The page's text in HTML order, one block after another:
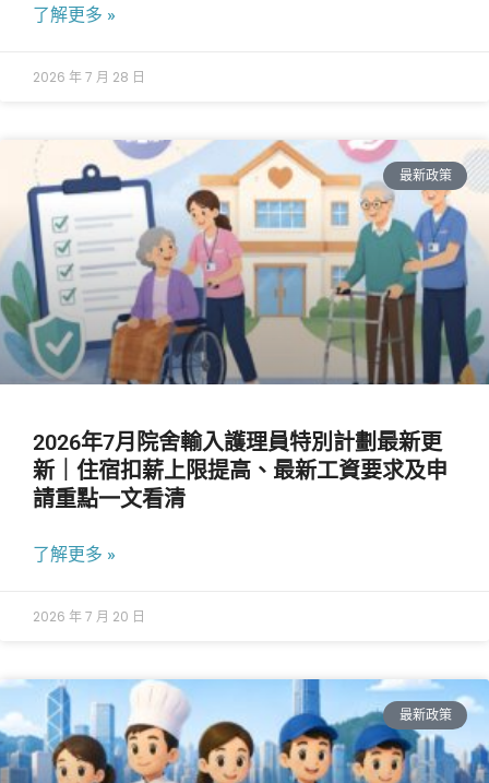
了解更多 »
2026 年 7 月 28 日
最新政策
2026年7月院舍輸入護理員特別計劃最新更
新｜住宿扣薪上限提高、最新工資要求及申
請重點一文看清
了解更多 »
2026 年 7 月 20 日
最新政策